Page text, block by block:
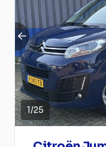
1/25